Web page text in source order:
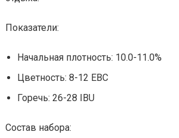
Показатели:
Начальная плотность: 10.0-11.0%
Цветность: 8-12 EBC
Горечь: 26-28 IBU
Состав набора: